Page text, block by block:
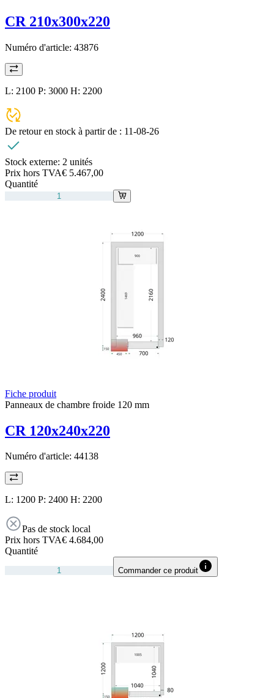
CR 210x300x220
Numéro d'article: 43876
L: 2100 P: 3000 H: 2200
De retour en stock à partir de : 11-08-26
Stock externe: 2 unités
Prix hors TVA€ 5.467,00
Quantité
Fiche produit
Panneaux de chambre froide 120 mm
CR 120x240x220
Numéro d'article: 44138
L: 1200 P: 2400 H: 2200
Pas de stock local
Prix hors TVA€ 4.684,00
Quantité
Commander ce produit